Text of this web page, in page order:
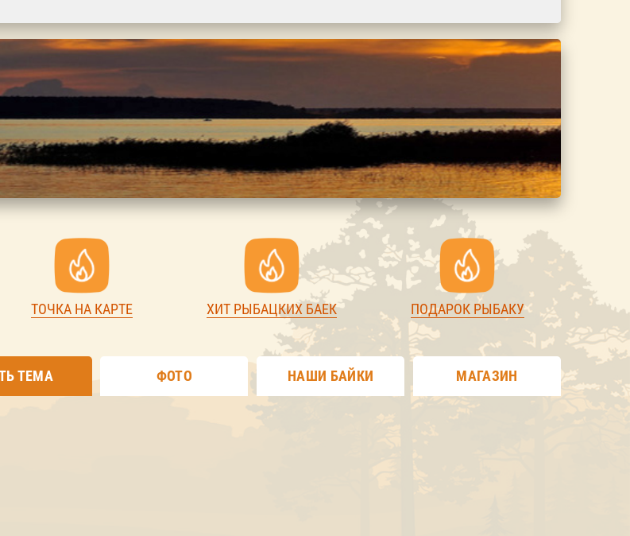
ТОЧКА НА КАРТЕ ХИТ РЫБАЦКИХ БАЕК ПОДАРОК РЫБАКУ
ТЕМА ФОТО НАШИ БАЙКИ МАГАЗИН